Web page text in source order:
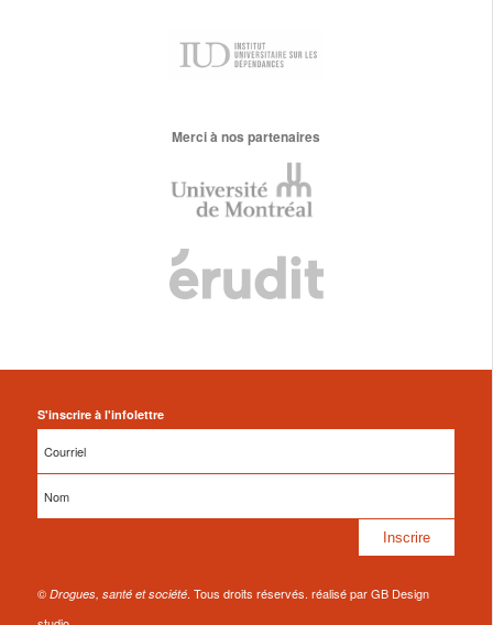
Merci à nos partenaires
S'inscrire à l'infolettre
© Drogues, santé et société. Tous droits réservés. réalisé par GB Design